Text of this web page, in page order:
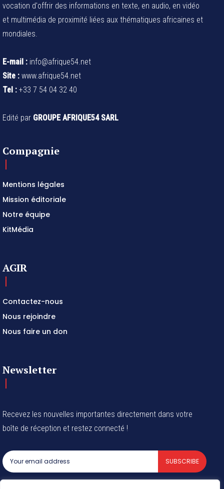
vocation d'offrir des informations en texte, en audio, en vidéo
et multimédia de proximité liées aux thématiques africaines et
mondiales.
E-mail : info@afrique54.net
Site : www.afrique54.net
Tel : +33 7 54 04 32 40
Edité par GROUPE AFRIQUE54 SARL
Compagnie
Mentions légales
Mission éditoriale
Notre équipe
KitMédia
AGIR
Contactez-nous
Nous rejoindre
Nous faire un don
Newsletter
Recevez les nouvelles importantes directement dans votre
boîte de réception et restez connecté !
SUBSCRIBE